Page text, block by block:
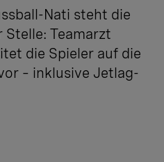
Nati steht die
Stelle: Teamarzt
die Spieler auf die
– inklusive Jetlag-